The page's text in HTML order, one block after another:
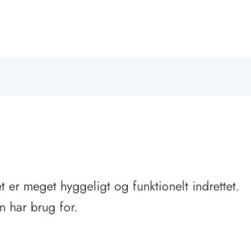
meget hyggeligt og funktionelt indrettet.
har brug for.